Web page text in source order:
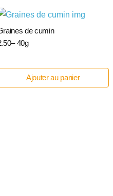
de cumin
40g
Ajouter au panier